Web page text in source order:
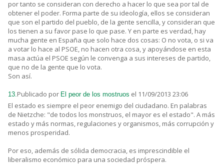
por tanto se consideran con derecho a hacer lo que sea por tal de
obtener el poder. Forma parte de su ideología, ellos se consideran
que son el partido del pueblo, de la gente sencilla, y consideran que
los tienen a su favor pase lo que pase. Y en parte es verdad, hay
mucha gente en España que solo hace dos cosas: O no vota, o si va
a votar lo hace al PSOE, no hacen otra cosa, y apoyándose en esta
masa actúa el PSOE según le convenga a sus intereses de partido,
que no de la gente que lo vota.
Son así.
13.Publicado por El peor de los mostruos el 11/09/2013 23:06
El estado es siempre el peor enemigo del ciudadano. En palabras
de Nietzche: "de todos los monstruos, el mayor es el estado". A más
estado y más normas, regulaciones y organismos, más corrupción y
menos prosperidad.
Por eso, además de sólida democracia, es imprescindible el
liberalismo económico para una sociedad próspera.